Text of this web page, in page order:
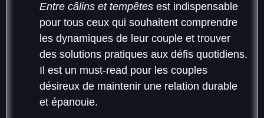
Entre câlins et tempêtes est indispensable
pour tous ceux qui souhaitent comprendre
les dynamiques de leur couple et trouver
des solutions pratiques aux défis quotidiens.
Il est un must-read pour les couples
désireux de maintenir une relation durable
et épanouie.